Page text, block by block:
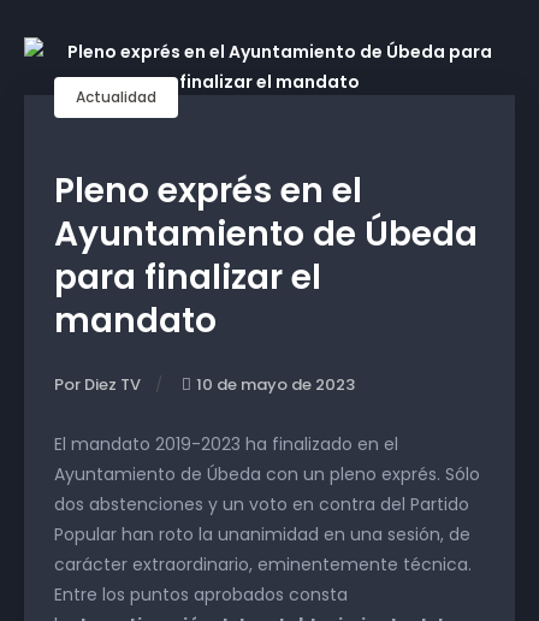
Actualidad
Pleno exprés en el
Ayuntamiento de Úbeda
para finalizar el
mandato
Por Diez TV 10 de mayo de 2023
El mandato 2019-2023 ha finalizado en el
Ayuntamiento de Úbeda con un pleno exprés. Sólo
dos abstenciones y un voto en contra del Partido
Popular han roto la unanimidad en una sesión, de
carácter extraordinario, eminentemente técnica.
Entre los puntos aprobados consta